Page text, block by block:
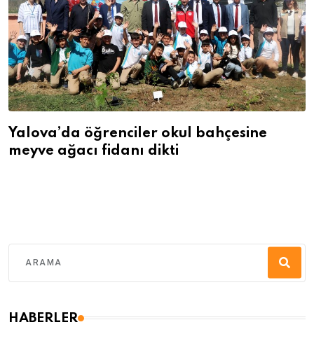
Yalova’da öğrenciler okul bahçesine
meyve ağacı fidanı dikti
HABERLER